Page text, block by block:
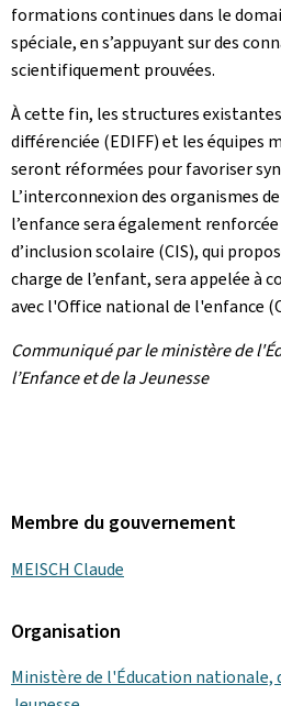
formations continues dans le
spéciale, en s’appuyant sur des
scientifiquement prouvées.
À cette fin, les structures
différenciée (EDIFF) et les
seront réformées pour favoriser
L’interconnexion des organismes de
l’enfance sera également
d’inclusion scolaire (CIS), qui
charge de l’enfant, sera appelée
avec l'Office national de l'enfance
Communiqué par le ministère de
l’Enfance et de la Jeunesse
Membre du gouvernement
MEISCH Claude
Organisation
Ministère de l'Éducation nationale,